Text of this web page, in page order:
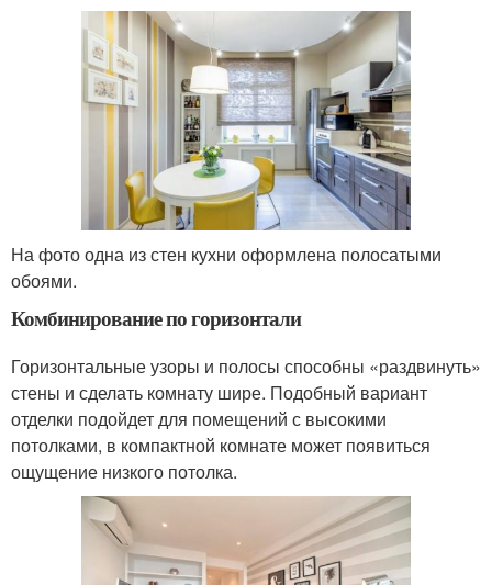
На фото одна из стен кухни оформлена полосатыми
обоями.
Комбинирование по горизонтали
Горизонтальные узоры и полосы способны «раздвинуть»
стены и сделать комнату шире. Подобный вариант
отделки подойдет для помещений с высокими
потолками, в компактной комнате может появиться
ощущение низкого потолка.